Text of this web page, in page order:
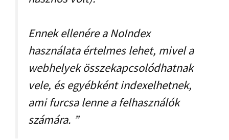
Ennek ellenére a NoIndex
használata értelmes lehet, mivel a
webhelyek összekapcsolódhatnak
vele, és egyébként indexelhetnek,
ami furcsa lenne a felhasználók
számára. ”